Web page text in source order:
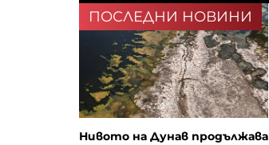
ПОСЛЕДНИ НОВИНИ
Нивото на Дунав продължава